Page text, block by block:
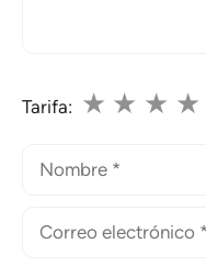
Tarifa: ★
★
★
★